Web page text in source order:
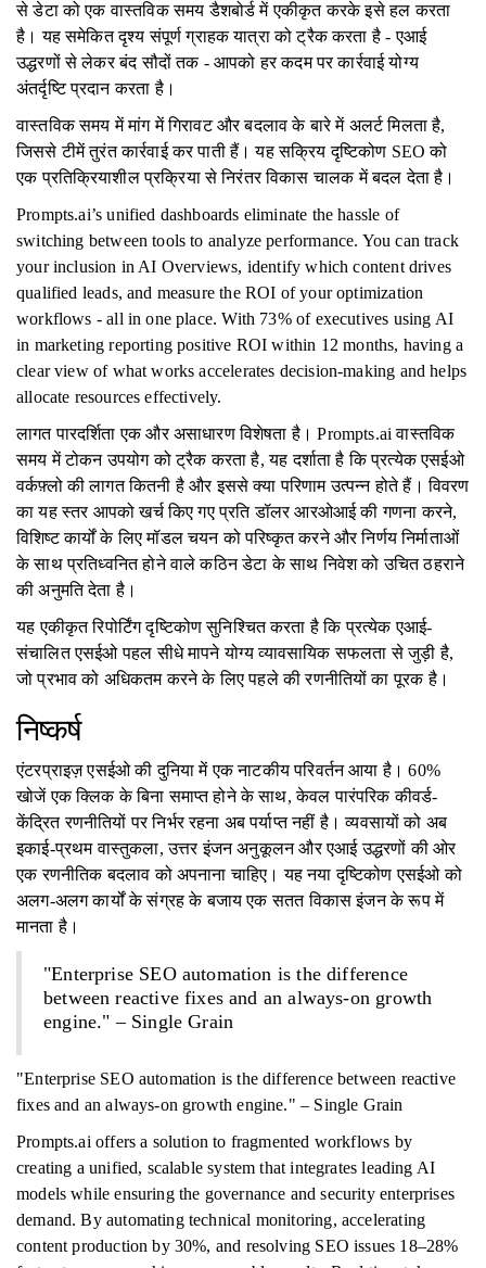
से डेटा को एक वास्तविक समय डैशबोर्ड में एकीकृत करके इसे हल करता
है। यह समेकित दृश्य संपूर्ण ग्राहक यात्रा को ट्रैक करता है - एआई
उद्धरणों से लेकर बंद सौदों तक - आपको हर कदम पर कार्रवाई योग्य
अंतर्दृष्टि प्रदान करता है।
वास्तविक समय में मांग में गिरावट और बदलाव के बारे में अलर्ट मिलता है,
जिससे टीमें तुरंत कार्रवाई कर पाती हैं। यह सक्रिय दृष्टिकोण SEO को
एक प्रतिक्रियाशील प्रक्रिया से निरंतर विकास चालक में बदल देता है।
Prompts.ai’s unified dashboards eliminate the hassle of
switching between tools to analyze performance. You can track
your inclusion in AI Overviews, identify which content drives
qualified leads, and measure the ROI of your optimization
workflows - all in one place. With 73% of executives using AI
in marketing reporting positive ROI within 12 months, having a
clear view of what works accelerates decision-making and helps
allocate resources effectively.
लागत पारदर्शिता एक और असाधारण विशेषता है। Prompts.ai वास्तविक
समय में टोकन उपयोग को ट्रैक करता है, यह दर्शाता है कि प्रत्येक एसईओ
वर्कफ़्लो की लागत कितनी है और इससे क्या परिणाम उत्पन्न होते हैं। विवरण
का यह स्तर आपको खर्च किए गए प्रति डॉलर आरओआई की गणना करने,
विशिष्ट कार्यों के लिए मॉडल चयन को परिष्कृत करने और निर्णय निर्माताओं
के साथ प्रतिध्वनित होने वाले कठिन डेटा के साथ निवेश को उचित ठहराने
की अनुमति देता है।
यह एकीकृत रिपोर्टिंग दृष्टिकोण सुनिश्चित करता है कि प्रत्येक एआई-
संचालित एसईओ पहल सीधे मापने योग्य व्यावसायिक सफलता से जुड़ी है,
जो प्रभाव को अधिकतम करने के लिए पहले की रणनीतियों का पूरक है।
निष्कर्ष
एंटरप्राइज़ एसईओ की दुनिया में एक नाटकीय परिवर्तन आया है। 60%
खोजें एक क्लिक के बिना समाप्त होने के साथ, केवल पारंपरिक कीवर्ड-
केंद्रित रणनीतियों पर निर्भर रहना अब पर्याप्त नहीं है। व्यवसायों को अब
इकाई-प्रथम वास्तुकला, उत्तर इंजन अनुकूलन और एआई उद्धरणों की ओर
एक रणनीतिक बदलाव को अपनाना चाहिए। यह नया दृष्टिकोण एसईओ को
अलग-अलग कार्यों के संग्रह के बजाय एक सतत विकास इंजन के रूप में
मानता है।
"Enterprise SEO automation is the difference
between reactive fixes and an always-on growth
engine." – Single Grain
"Enterprise SEO automation is the difference between reactive
fixes and an always-on growth engine." – Single Grain
Prompts.ai offers a solution to fragmented workflows by
creating a unified, scalable system that integrates leading AI
models while ensuring the governance and security enterprises
demand. By automating technical monitoring, accelerating
content production by 30%, and resolving SEO issues 18–28%